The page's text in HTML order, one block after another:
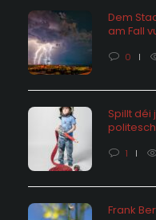
Dem
am Fall
0
Spillt déi
1
Frank